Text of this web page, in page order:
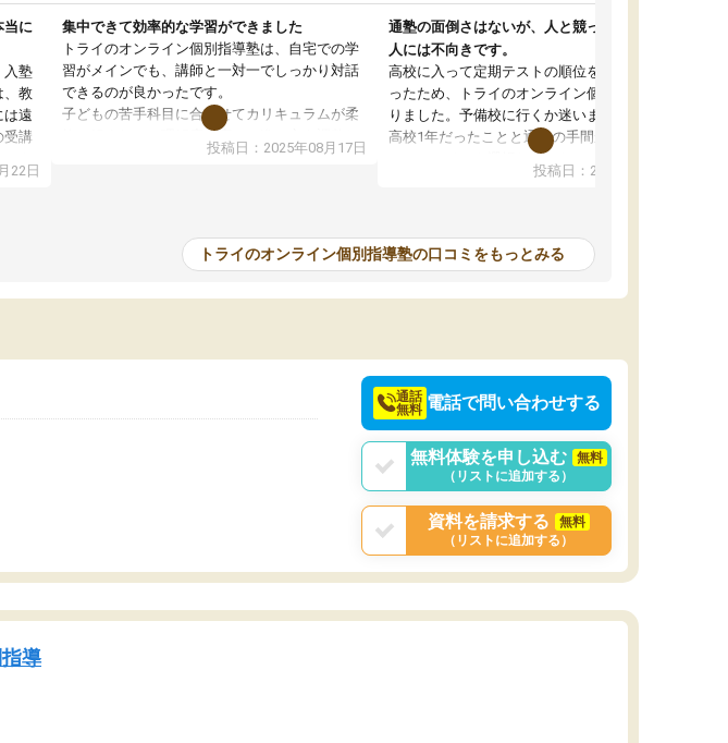
当に
入塾
、教
は遠
受講
ト
ろを
22日
集中できて効率的な学習ができました
トライのオンライン個別指導塾は、自宅での学
習がメインでも、講師と一対一でしっかり対話
できるのが良かったです。
子どもの苦手科目に合わせてカリキュラムが柔
軟に組まれて、理解度に応じて進み方を調整し
感しているようでした。
料金はやや高めではありますが、質の良い指導
投稿日：2025年08月17日
通塾の面倒さはないが、人と競って勉強したい
人には不向きです。
高校に入って定期テストの順位を下げたくなか
ったため、トライのオンライン個別指導塾に入
りました。予備校に行くか迷いましたが、まだ
高校1年だったことと通塾の手間が面倒だったの
でオンラインを選択しました。こちらの塾では
定期テストの内容に合わせて宿題を出してもら
かったのですが、自分以外の人がどのくらい同
じ勉強を理解しているのかが分からず、その点
投稿日：2025年08月09日
トライのオンライン個別指導塾の口コミをもっとみる
通話
無料 電話で問い合わせする
無料体験を申し込む
無料
（リストに追加する）
資料を請求する
無料
（リストに追加する）
導